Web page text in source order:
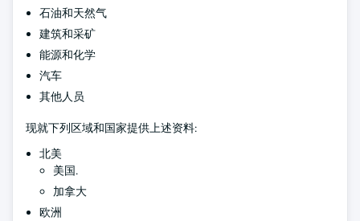
石油和天然气
建筑和采矿
能源和化学
汽车
其他人员
现就下列区域和国家提供上述资料:
北美
美国.
加拿大
欧洲